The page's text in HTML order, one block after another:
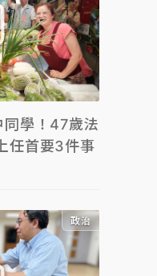
學！47歲法
任首要3件事
政治